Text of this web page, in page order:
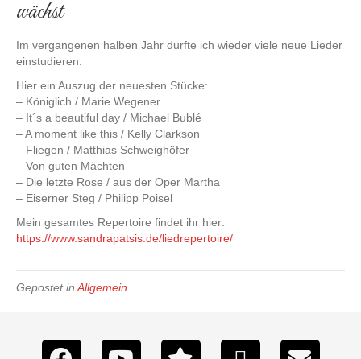
wächst
Im vergangenen halben Jahr durfte ich wieder viele neue Lieder
einstudieren.
Hier ein Auszug der neuesten Stücke:
– Königlich / Marie Wegener
– It´s a beautiful day / Michael Bublé
– A moment like this / Kelly Clarkson
– Fliegen / Matthias Schweighöfer
– Von guten Mächten
– Die letzte Rose / aus der Oper Martha
– Eiserner Steg / Philipp Poisel
Mein gesamtes Repertoire findet ihr hier:
https://www.sandrapatsis.de/liedrepertoire/
Gepostet in Allgemein